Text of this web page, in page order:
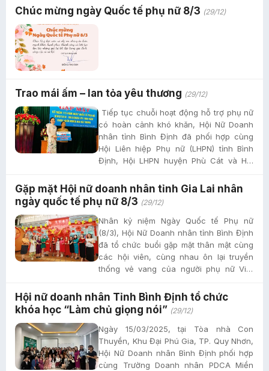
Chúc mừng ngày Quốc tế phụ nữ 8/3 (29/12)
Trao mái ấm – lan tỏa yêu thương (29/12)
Tiếp tục chuỗi hoạt động hỗ trợ phụ nữ
có hoàn cảnh khó khăn, Hội Nữ Doanh
nhân tỉnh Bình Định đã phối hợp cùng
Hội Liên hiệp Phụ nữ (LHPN) tỉnh Bình
Định, Hội LHPN huyện Phù Cát và Hội
Gặp mặt Hội nữ doanh nhân tỉnh Gia Lai nhân
ngày quốc tế phụ nữ 8/3 (29/12)
Nhân kỷ niệm Ngày Quốc tế Phụ nữ
(8/3), Hội Nữ Doanh nhân tỉnh Bình Định
đã tổ chức buổi gặp mặt thân mật cùng
các hội viên, cùng nhau ôn lại truyền
thống vẻ vang của người phụ nữ Việt
Hội nữ doanh nhân Tỉnh Bình Định tổ chức
khóa học “Làm chủ giọng nói” (29/12)
Ngày 15/03/2025, tại Tòa nhà Con
Thuyền, Khu Đại Phú Gia, TP. Quy Nhơn,
Hội Nữ Doanh nhân Bình Định phối hợp
cùng Trường Doanh nhân PDCA Miền